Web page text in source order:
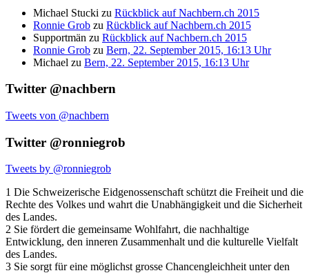
Michael Stucki zu Rückblick auf Nachbern.ch 2015
Ronnie Grob zu Rückblick auf Nachbern.ch 2015
Supportmän zu Rückblick auf Nachbern.ch 2015
Ronnie Grob zu Bern, 22. September 2015, 16:13 Uhr
Michael zu Bern, 22. September 2015, 16:13 Uhr
Twitter @nachbern
Tweets von @nachbern
Twitter @ronniegrob
Tweets by @ronniegrob
1 Die Schweizerische Eidgenossenschaft schützt die Freiheit und die
Rechte des Volkes und wahrt die Unabhängigkeit und die Sicherheit
des Landes.
2 Sie fördert die gemeinsame Wohlfahrt, die nachhaltige
Entwicklung, den inneren Zusammenhalt und die kulturelle Vielfalt
des Landes.
3 Sie sorgt für eine möglichst grosse Chancengleichheit unter den